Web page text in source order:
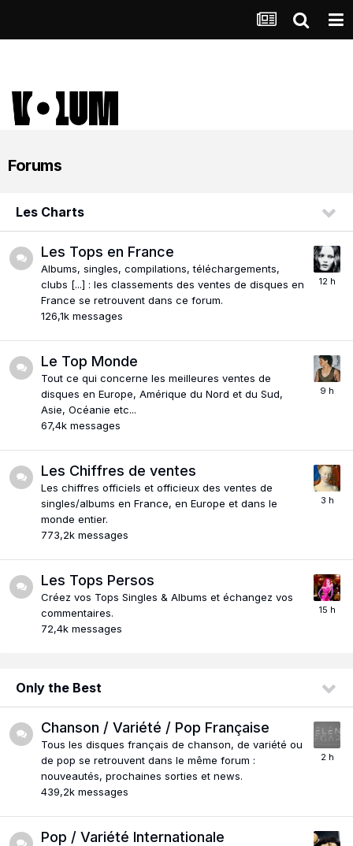
Forums
Les Charts
Les Tops en France
Albums, singles, compilations, téléchargements,
clubs [...] : les classements des ventes de disques en
France se retrouvent dans ce forum.
126,1k messages
Le Top Monde
Tout ce qui concerne les meilleures ventes de
disques en Europe, Amérique du Nord et du Sud,
Asie, Océanie etc...
67,4k messages
Les Chiffres de ventes
Les chiffres officiels et officieux des ventes de
singles/albums en France, en Europe et dans le
monde entier.
773,2k messages
Les Tops Persos
Créez vos Tops Singles & Albums et échangez vos
commentaires.
72,4k messages
Only the Best
Chanson / Variété / Pop Française
Tous les disques français de chanson, de variété ou
de pop se retrouvent dans le même forum :
nouveautés, prochaines sorties et news.
439,2k messages
Pop / Variété Internationale